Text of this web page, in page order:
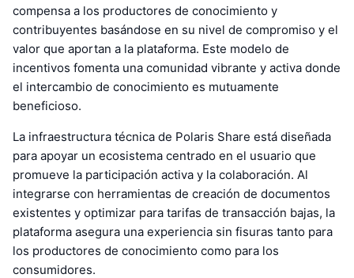
compensa a los productores de conocimiento y
contribuyentes basándose en su nivel de compromiso y el
valor que aportan a la plataforma. Este modelo de
incentivos fomenta una comunidad vibrante y activa donde
el intercambio de conocimiento es mutuamente
beneficioso.
La infraestructura técnica de Polaris Share está diseñada
para apoyar un ecosistema centrado en el usuario que
promueve la participación activa y la colaboración. Al
integrarse con herramientas de creación de documentos
existentes y optimizar para tarifas de transacción bajas, la
plataforma asegura una experiencia sin fisuras tanto para
los productores de conocimiento como para los
consumidores.